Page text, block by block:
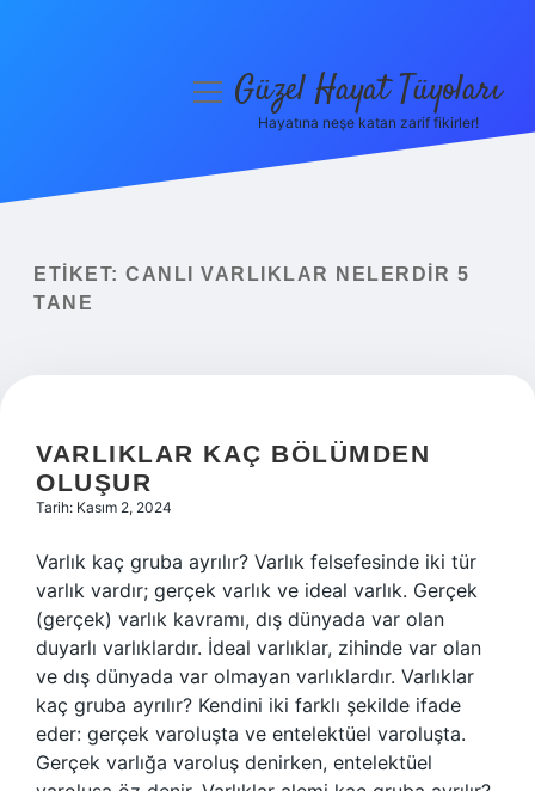
Yasal Uyarı
menüyüGüzel Hayat Tüyoları
Hayatına neşe katan zarif fikirler!
ETIKET: CANLI VARLIKLAR NELERDIR 5
TANE
VARLIKLAR KAÇ BÖLÜMDEN
OLUŞUR
Tarih: Kasım 2, 2024
Varlık kaç gruba ayrılır? Varlık felsefesinde iki tür
varlık vardır; gerçek varlık ve ideal varlık. Gerçek
(gerçek) varlık kavramı, dış dünyada var olan
duyarlı varlıklardır. İdeal varlıklar, zihinde var olan
ve dış dünyada var olmayan varlıklardır. Varlıklar
kaç gruba ayrılır? Kendini iki farklı şekilde ifade
eder: gerçek varoluşta ve entelektüel varoluşta.
Gerçek varlığa varoluş denirken, entelektüel